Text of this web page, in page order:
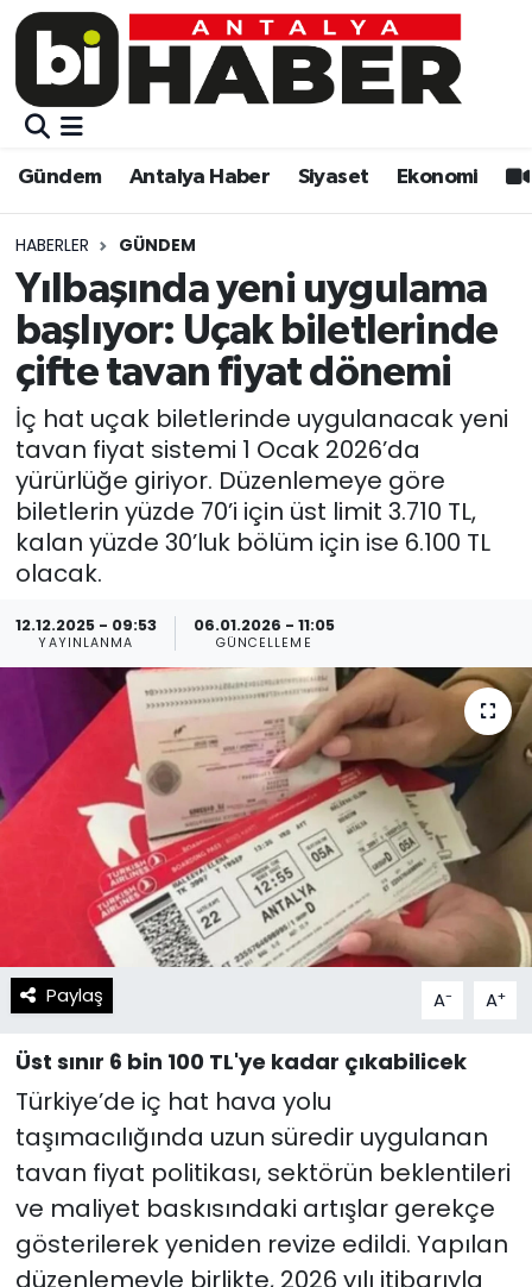
Gündem Antalya Haber Siyaset Ekonomi
HABERLER GÜNDEM
Yılbaşında yeni uygulama
başlıyor: Uçak biletlerinde
çifte tavan fiyat dönemi
İç hat uçak biletlerinde uygulanacak yeni
tavan fiyat sistemi 1 Ocak 2026’da
yürürlüğe giriyor. Düzenlemeye göre
biletlerin yüzde 70’i için üst limit 3.710 TL,
kalan yüzde 30’luk bölüm için ise 6.100 TL
olacak.
12.12.2025 - 09:53
YAYINLANMA
06.01.2026 - 11:05
GÜNCELLEME
Paylaş A- A+
Üst sınır 6 bin 100 TL'ye kadar çıkabilicek
Türkiye’de iç hat hava yolu
taşımacılığında uzun süredir uygulanan
tavan fiyat politikası, sektörün beklentileri
ve maliyet baskısındaki artışlar gerekçe
gösterilerek yeniden revize edildi. Yapılan
düzenlemeyle birlikte, 2026 yılı itibarıyla
Gündem
Siyaset
Ekonomi
Video
Eğitim
Kültür-sanat
Sağlık
Spor
Teknoloji
Resmi İlanlar
Gündem
Siyaset
Eğitim
Ekonomi
Kültür-sanat
Sağlık
Spor
Teknoloji
Yaşam
Künye
Gizlilik Sözleşmesi
İletişim
Muratpaşa Nöbetçi Eczaneler
Muratpaşa Trafik Yoğunluk Haritası
Süper Lig Puan Durumu ve Fikstür
Tüm Manşetler
Son Dakika Haberleri
Haber Arşivi